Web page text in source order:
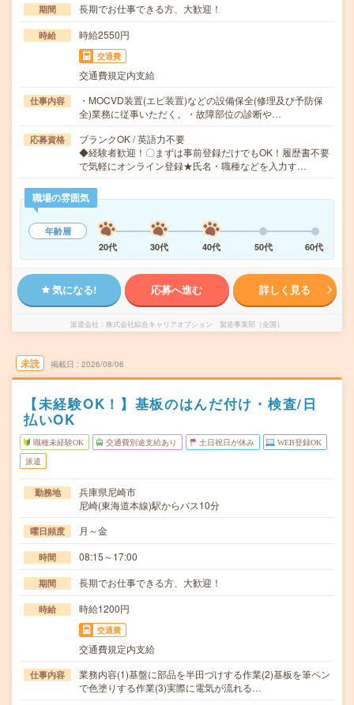
期間 長期でお仕事できる方、大歓迎！
時給 時給2550円
交通費
交通費規定内支給
仕事内容
・MOCVD装置(エピ装置)などの設備保全(修理及び予防保
全)業務に従事いただく。・故障部位の診断や…
応募資格
ブランクOK / 英語力不要
◆経験者歓迎！〇まずは事前登録だけでもOK！履歴書不要
で気軽にオンライン登録★氏名・職種などを入力す…
職場の雰囲気
年齢層
20代
30代 40代 50代 60代
気になる! 応募へ進む 詳しく見る
派遣会社 株式会社綜合キャリアオプション 製造事業部（全国）
未読 掲載日 2026/08/06
【未経験OK！】基板のはんだ付け・検査/日
払いOK
職種未経験OK 交通費別途支給あり 土日祝日が休み WEB登録OK
派遣
勤務地
兵庫県尼崎市
尼崎(東海道本線)駅からバス10分
曜日頻度 月～金
時間 08:15～17:00
期間 長期でお仕事できる方、大歓迎！
時給 時給1200円
交通費
交通費規定内支給
仕事内容
業務内容(1)基盤に部品を半田づけする作業(2)基板を筆ペン
で色塗りする作業(3)実際に電気が流れる…